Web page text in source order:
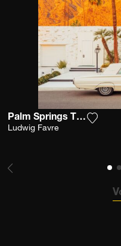
Palm Springs Thunderbird
Ludwig Favre